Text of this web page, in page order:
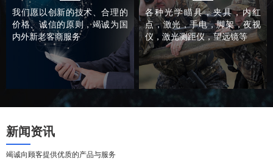
我们愿以创新的技术、合理的
价格、诚信的原则，竭诚为国
内外新老客商服务
各种光学瞄具，夹具，内红
点，激光，手电，脚架，夜视
仪，激光测距仪，望远镜等
新闻资讯
竭诚向顾客提供优质的产品与服务